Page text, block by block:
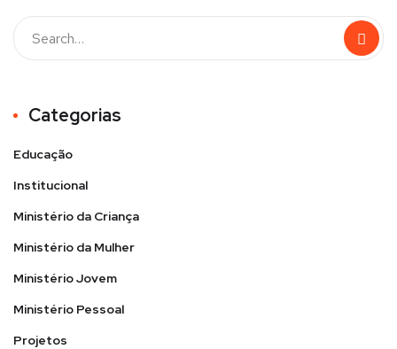
Categorias
Educação
Institucional
Ministério da Criança
Ministério da Mulher
Ministério Jovem
Ministério Pessoal
Projetos